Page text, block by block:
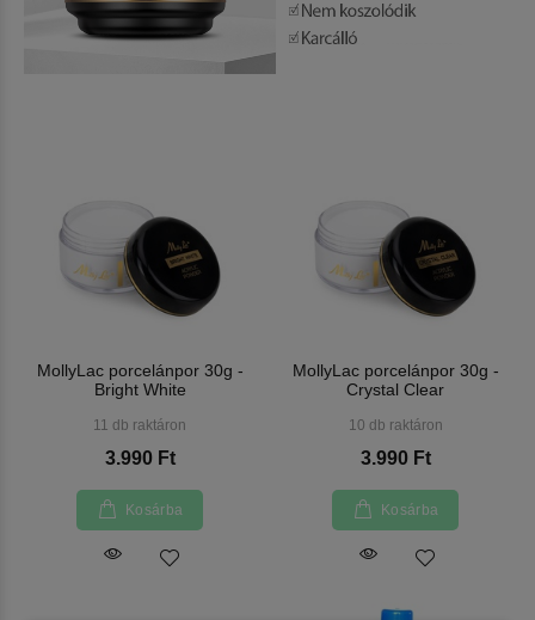
MollyLac porcelánpor 30g -
Bright White
11 db raktáron
3.990 Ft
Kosárba
MollyLac porcelánpor 30g -
Crystal Clear
10 db raktáron
3.990 Ft
Kosárba